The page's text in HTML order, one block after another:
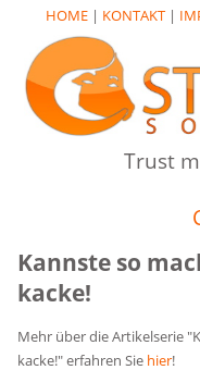
HOME| KONTAKT|
Trust
Kannste so
kacke!
Mehr über die Artikelserie
kacke!" erfahren Sie hier!